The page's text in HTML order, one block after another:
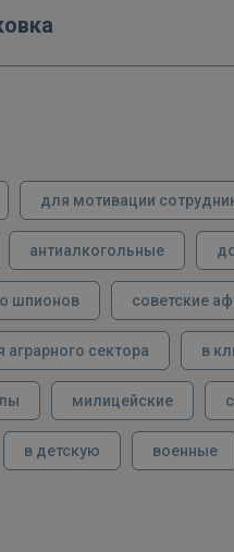
для мотивации
антиалкогольные
шпионов советские
аграрного сектора в
милицейские
в детскую военные